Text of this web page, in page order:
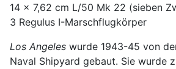
14 x 7,62 cm L/50 Mk 22 (sieben
3 Regulus I-Marschflugkörper
Los Angeles wurde 1943-45 von
Naval Shipyard gebaut. Sie wurde